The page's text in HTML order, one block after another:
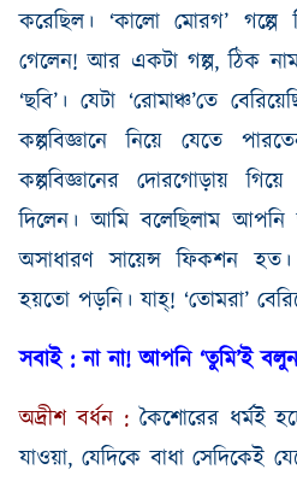
করেছিল। ‘কালো মোরগ’ গল্পে
গেলেন! আর একটা গল্প,ঠিক
‘ছবি’। যেটা ‘রোমাঞ্চ’তে
কল্পবিজ্ঞানে
নিয়ে যেতে
কল্পবিজ্ঞানের দোরগোড়ায় গিয়ে
দিলেন। আমি বলেছিলাম আপনি
অসাধারণ সায়েন্স ফিকশন হত।
হয়তো পড়নি। যাহ্‌! ‘তোমরা’
সবাই :না না! আপনি ‘তুমি’ই বলুন
অদ্রীশ বর্ধন : কৈশোরের ধর্মই
যাওয়া, যেদিকে বাধা সেদিকেই